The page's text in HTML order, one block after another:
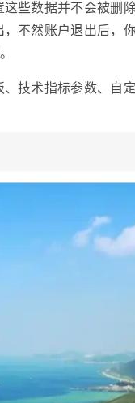
些数据并不会被删
不然账户退出后，
技术指标参数、自